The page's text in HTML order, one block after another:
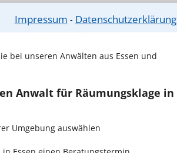
Impressum ⁃ Datenschutzerklärung
einem Anwalt für
bei unseren Anwälten aus Essen und
Anwalt für Räumungsklage in
Umgebung auswählen